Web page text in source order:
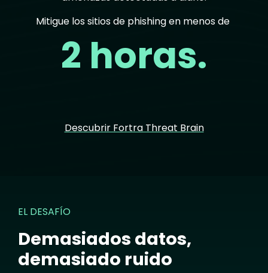
Mitigue los sitios de phishing en menos de
2 horas.
Descubrir Fortra Threat Brain
EL DESAFÍO
Demasiados datos,
demasiado ruido